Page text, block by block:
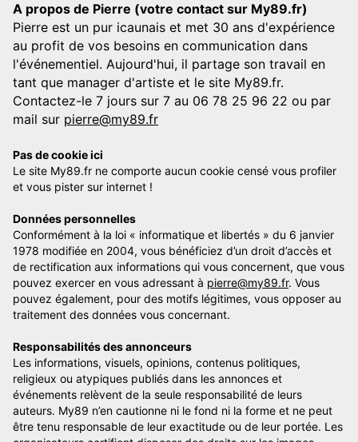
A propos de Pierre (votre contact sur My89.fr)
Pierre est un pur icaunais et met 30 ans d'expérience
au profit de vos besoins en communication dans
l'événementiel. Aujourd'hui, il partage son travail en
tant que manager d'artiste et le site My89.fr.
Contactez-le 7 jours sur 7 au 06 78 25 96 22 ou par
mail sur pierre@my89.fr
Pas de cookie ici
Le site My89.fr ne comporte aucun cookie censé vous profiler
et vous pister sur internet !
Données personnelles
Conformément à la loi « informatique et libertés » du 6 janvier
1978 modifiée en 2004, vous bénéficiez d’un droit d’accès et
de rectification aux informations qui vous concernent, que vous
pouvez exercer en vous adressant à pierre@my89.fr. Vous
pouvez également, pour des motifs légitimes, vous opposer au
traitement des données vous concernant.
Responsabilités des annonceurs
Les informations, visuels, opinions, contenus politiques,
religieux ou atypiques publiés dans les annonces et
événements relèvent de la seule responsabilité de leurs
auteurs. My89 n’en cautionne ni le fond ni la forme et ne peut
être tenu responsable de leur exactitude ou de leur portée. Les